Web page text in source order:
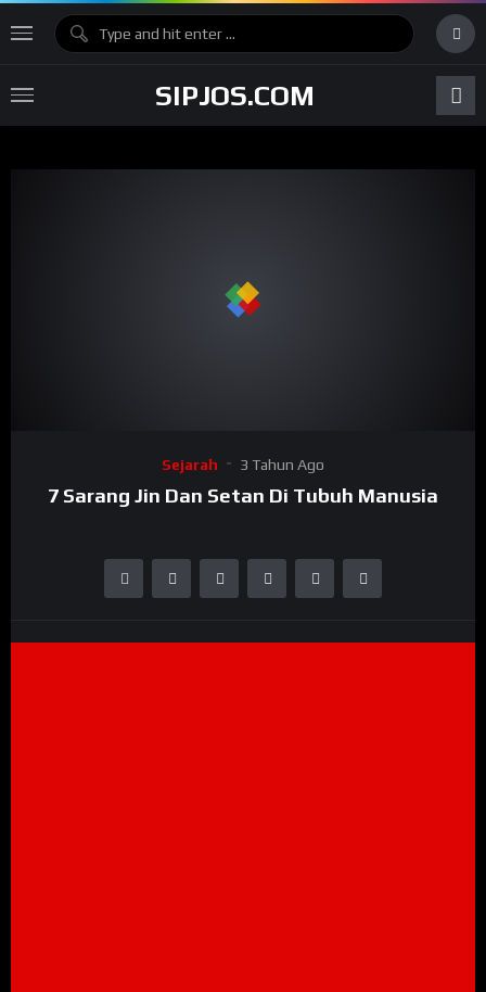
SIPJOS.COM
Sejarah 3 Tahun Ago
7 Sarang Jin Dan Setan Di Tubuh Manusia